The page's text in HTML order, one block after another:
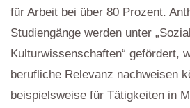
für Arbeit bei über 80 Prozent.
Studiengänge werden unter
Kulturwissenschaften“ gefördert,
berufliche Relevanz nachweisen
beispielsweise für Tätigkeiten in